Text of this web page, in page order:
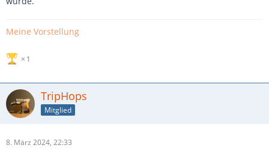
Meine Vorstellung
1
TripHops
Mitglied
8. März 2024, 22:33